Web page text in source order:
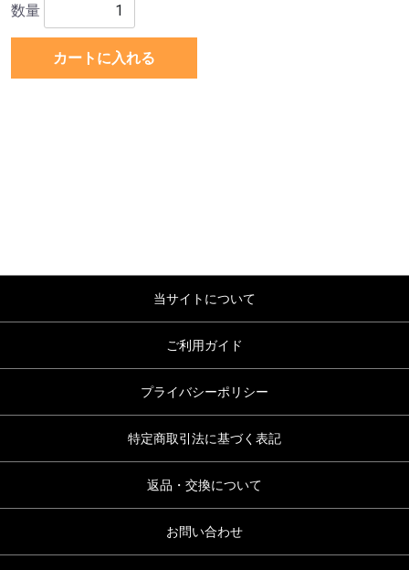
数量
カートに入れる
当サイトについて
ご利用ガイド
プライバシーポリシー
特定商取引法に基づく表記
返品・交換について
お問い合わせ